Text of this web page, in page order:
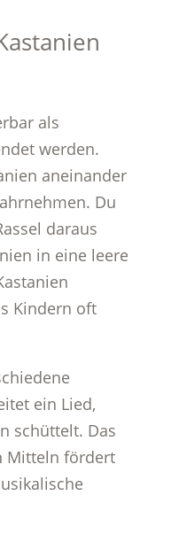
als
werden.
aneinander
Du
daraus
in eine leere
Kindern oft
ein Lied,
schüttelt. Das
Mitteln fördert